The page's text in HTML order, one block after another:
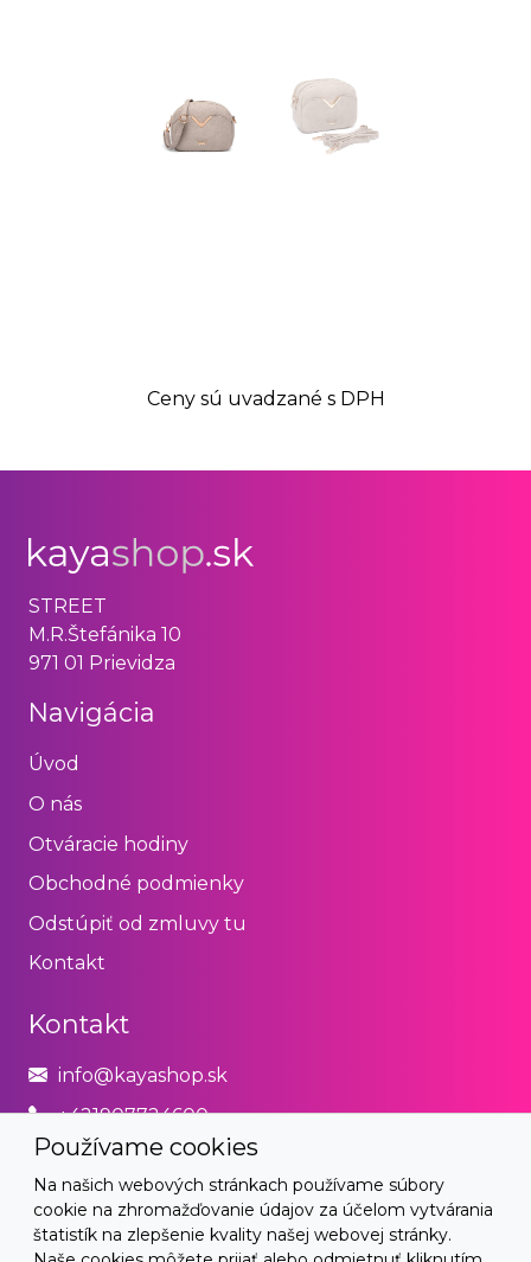
Ceny sú uvadzané s DPH
Používame cookies
Na našich webových stránkach používame súbory
cookie na zhromažďovanie údajov za účelom vytvárania
štatistík na zlepšenie kvality našej webovej stránky.
STREET
M.R.Štefánika 10
971 01 Prievidza
Navigácia
Úvod
O nás
Otváracie hodiny
Obchodné podmienky
Odstúpiť od zmluvy tu
Kontakt
Kontakt
info@kayashop.sk
+421907724600
Právne
Obchodné podmienky